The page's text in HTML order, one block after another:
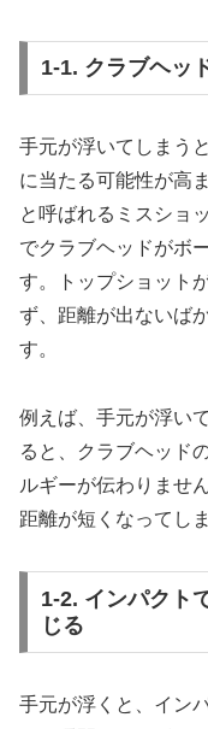
1-1. クラブヘッ
手元が浮いてしまう
に当たる可能性が高
と呼ばれるミスショ
でクラブヘッドがボ
す。トップショット
ず、距離が出ないば
す。
例えば、手元が浮い
ると、クラブヘッド
ルギーが伝わりませ
距離が短くなってし
1-2. インパクト
じる
手元が浮くと、イン